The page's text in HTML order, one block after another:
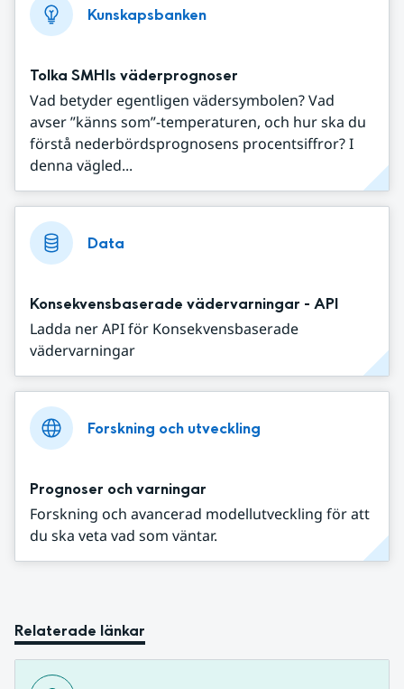
Kunskapsbanken
Tolka SMHIs väderprognoser
Vad betyder egentligen vädersymbolen? Vad
avser ”känns som”-temperaturen, och hur ska du
förstå nederbördsprognosens procentsiffror? I
denna vägled...
Data
Konsekvensbaserade vädervarningar - API
Ladda ner API för Konsekvensbaserade
vädervarningar
Forskning och utveckling
Prognoser och varningar
Forskning och avancerad modellutveckling för att
du ska veta vad som väntar.
Relaterade länkar